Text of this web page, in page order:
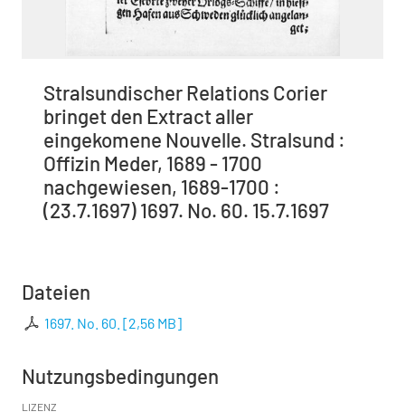
Stralsundischer Relations Corier
bringet den Extract aller
eingekomene Nouvelle. Stralsund :
Offizin Meder, 1689 - 1700
nachgewiesen, 1689-1700 :
(23.7.1697) 1697. No. 60. 15.7.1697
Dateien
1697. No. 60. [2,56 MB]
Nutzungsbedingungen
LIZENZ